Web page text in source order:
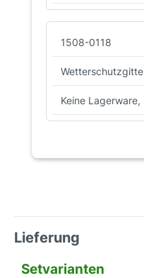
1508-0118
Keine
Lieferung
Setvarianten